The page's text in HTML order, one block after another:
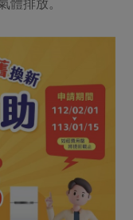
體排放。